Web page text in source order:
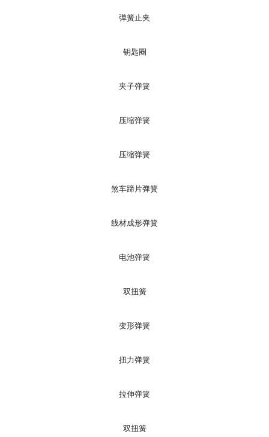
弹簧止夹
钥匙圈
夹子弹簧
压缩弹簧
压缩弹簧
煞车蹄片弹簧
线材成形弹簧
电池弹簧
双扭簧
变形弹簧
扭力弹簧
拉伸弹簧
双扭簧